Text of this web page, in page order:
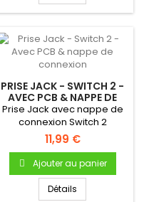
PRISE JACK - SWITCH 2 -
AVEC PCB & NAPPE DE
CONNEXION
Prise Jack avec nappe de
connexion Switch 2
11,99 €
Ajouter au panier
Détails